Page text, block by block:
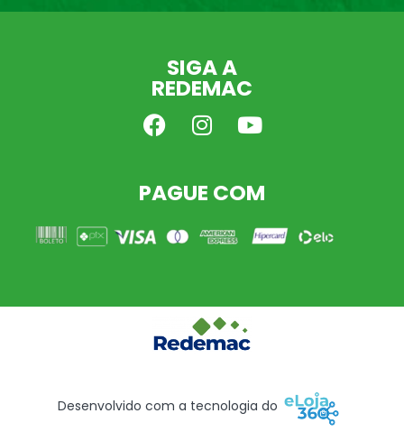
SIGA A
REDEMAC
PAGUE COM
Desenvolvido com a tecnologia do